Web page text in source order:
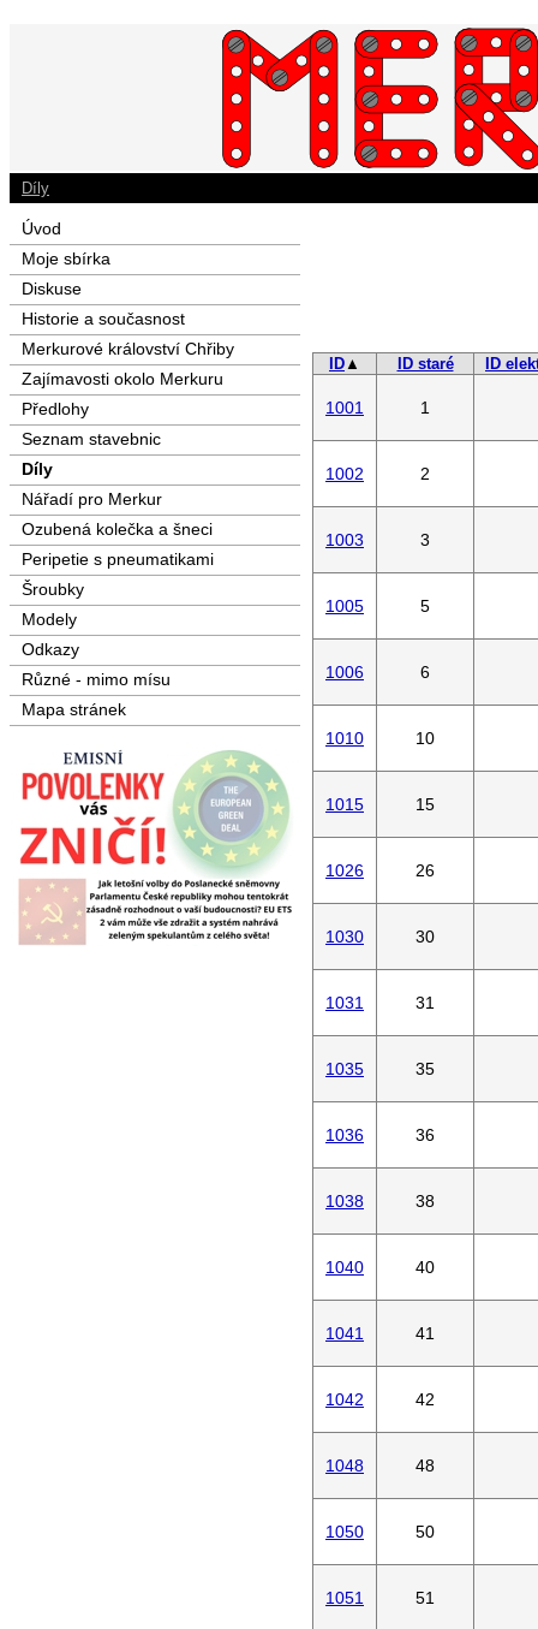
Díly
Úvod
Moje sbírka
Diskuse
Historie a současnost
Merkurové království Chřiby
Zajímavosti okolo Merkuru
Předlohy
Seznam stavebnic
Díly
Nářadí pro Merkur
Ozubená kolečka a šneci
Peripetie s pneumatikami
Šroubky
Modely
Odkazy
Různé - mimo mísu
Mapa stránek
ID ▲ ID staré ID
1001 1
1002 2
1003 3
1005 5
1006 6
1010 10
1015 15
1026 26
1030 30
1031 31
1035 35
1036 36
1038 38
1040 40
1041 41
1042 42
1048 48
1050 50
1051 51